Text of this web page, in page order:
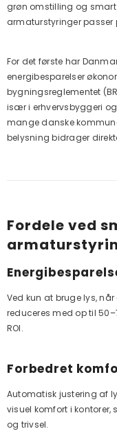
grøn omstilling og
armaturstyringer passer
For det første har
energibesparelser
bygningsreglementet
især i erhvervsbyggeri
mange danske
belysning bidrager
Fordele ved
Ved kun at bruge lys,
reduceres med op til
ROI.
Forbedret
Automatisk justering af
visuel komfort i kontorer,
og trivsel.